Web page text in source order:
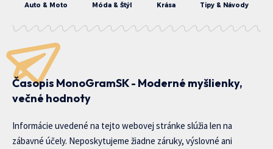
Auto & Moto
Móda & Štýl Krása Tipy & Návody
Časopis MonoGramSK - Moderné myšlienky,
večné hodnoty
Informácie uvedené na tejto webovej stránke slúžia len na
zábavné účely. Neposkytujeme žiadne záruky, výslovné ani